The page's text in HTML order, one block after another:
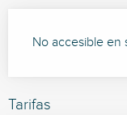
No accesible en
Tarifas